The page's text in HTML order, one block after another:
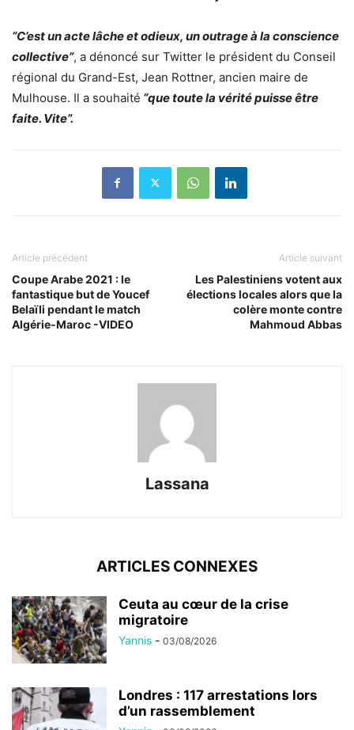
“C’est un acte lâche et odieux, un outrage à la conscience
collective”, a dénoncé sur Twitter le président du Conseil
régional du Grand-Est, Jean Rottner, ancien maire de
Mulhouse. Il a souhaité “que toute la vérité puisse être
faite. Vite”.
Article précédent
Coupe Arabe 2021 : le
fantastique but de Youcef
Belaïli pendant le match
Algérie-Maroc -VIDEO
Article suivant
Les Palestiniens votent aux
élections locales alors que la
colère monte contre
Mahmoud Abbas
Lassana
ARTICLES CONNEXES
Ceuta au cœur de la crise
migratoire
Yannis - 03/08/2026
Londres : 117 arrestations lors
d’un rassemblement